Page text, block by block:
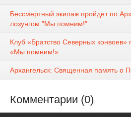
Бессмертный экипаж пройдет по
лозунгом "Мы помним!"
Клуб «Братство Северных
«Мы помним!»
Архангельск: Священная память о
Комментарии (0)